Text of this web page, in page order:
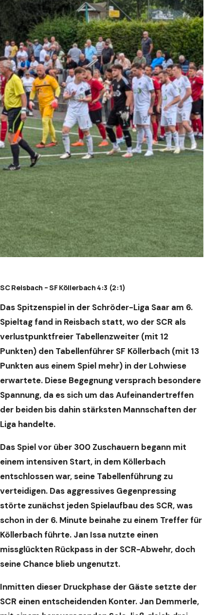
SC Reisbach – SF Köllerbach 4:3 (2:1)
Das Spitzenspiel in der Schröder-Liga Saar am 6.
Spieltag fand in Reisbach statt, wo der SCR als
verlustpunktfreier Tabellenzweiter (mit 12
Punkten) den Tabellenführer SF Köllerbach (mit 13
Punkten aus einem Spiel mehr) in der Lohwiese
erwartete. Diese Begegnung versprach besondere
Spannung, da es sich um das Aufeinandertreffen
der beiden bis dahin stärksten Mannschaften der
Liga handelte.
Das Spiel vor über 300 Zuschauern begann mit
einem intensiven Start, in dem Köllerbach
entschlossen war, seine Tabellenführung zu
verteidigen. Das aggressives Gegenpressing
störte zunächst jeden Spielaufbau des SCR, was
schon in der 6. Minute beinahe zu einem Treffer für
Köllerbach führte. Jan Issa nutzte einen
missglückten Rückpass in der SCR-Abwehr, doch
seine Chance blieb ungenutzt.
Inmitten dieser Druckphase der Gäste setzte der
SCR einen entscheidenden Konter. Jan Demmerle,